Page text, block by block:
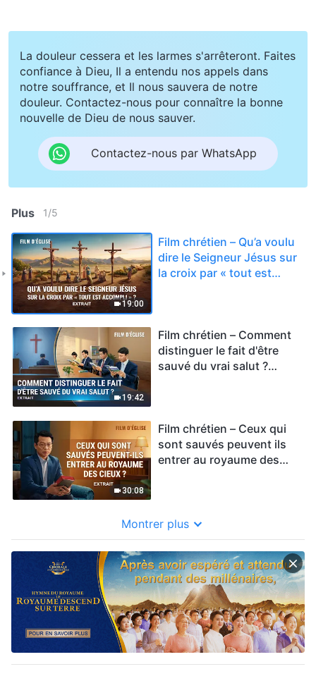
La douleur cessera et les larmes s'arrêteront. Faites
confiance à Dieu, Il a entendu nos appels dans
notre souffrance, et Il nous sauvera de notre
douleur. Contactez-nous pour connaître la bonne
nouvelle de Dieu de nous sauver.
Contactez-nous par WhatsApp
Plus 1/5
19:00
Film chrétien – Qu’a voulu
dire le Seigneur Jésus sur
la croix par « tout est
19:42
Film chrétien – Comment
distinguer le fait d'être
sauvé du vrai salut ?
30:08
Film chrétien – Ceux qui
sont sauvés peuvent ils
entrer au royaume des
Montrer plus